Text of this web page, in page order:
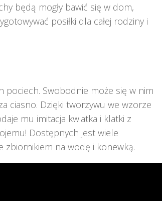
będą mogły bawić się w dom,
posiłki dla całej rodziny i
pociech. Swobodnie może się w nim
ciasno. Dzięki tworzywu we wzorze
mu imitacja kwiatka i klatki z
Dostępnych jest wiele
zbiornikiem na wodę i konewką.